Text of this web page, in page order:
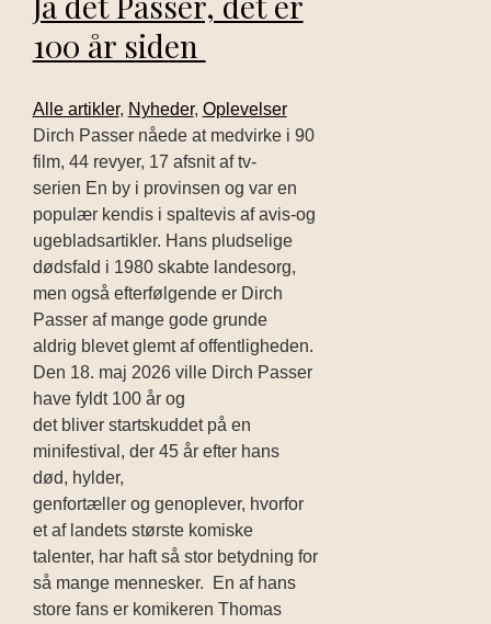
100 år siden
Alle artikler, Nyheder, Oplevelser
Dirch Passer nåede at medvirke i 90
film, 44 revyer, 17 afsnit af tv-
serien En by i provinsen og var en
populær kendis i spaltevis af avis-og
ugebladsartikler. Hans pludselige
dødsfald i 1980 skabte landesorg,
men også efterfølgende er Dirch
Passer af mange gode grunde
aldrig blevet glemt af offentligheden.
Den 18. maj 2026 ville Dirch Passer
have fyldt 100 år og
det bliver startskuddet på en
minifestival, der 45 år efter hans
død, hylder,
genfortæller og genoplever, hvorfor
et af landets største komiske
talenter, har haft så stor betydning for
så mange mennesker. En af hans
store fans er komikeren Thomas